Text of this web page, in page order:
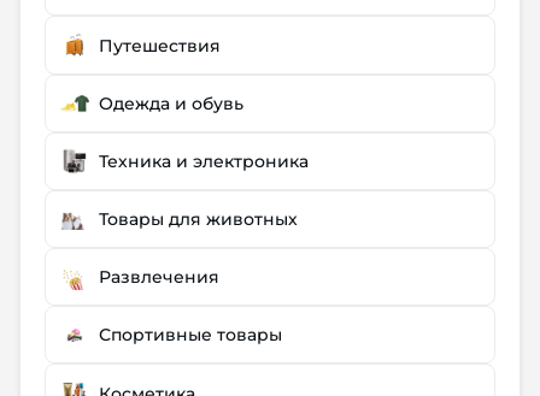
Путешествия
Одежда и обувь
Техника и электроника
Товары для животных
Развлечения
Спортивные товары